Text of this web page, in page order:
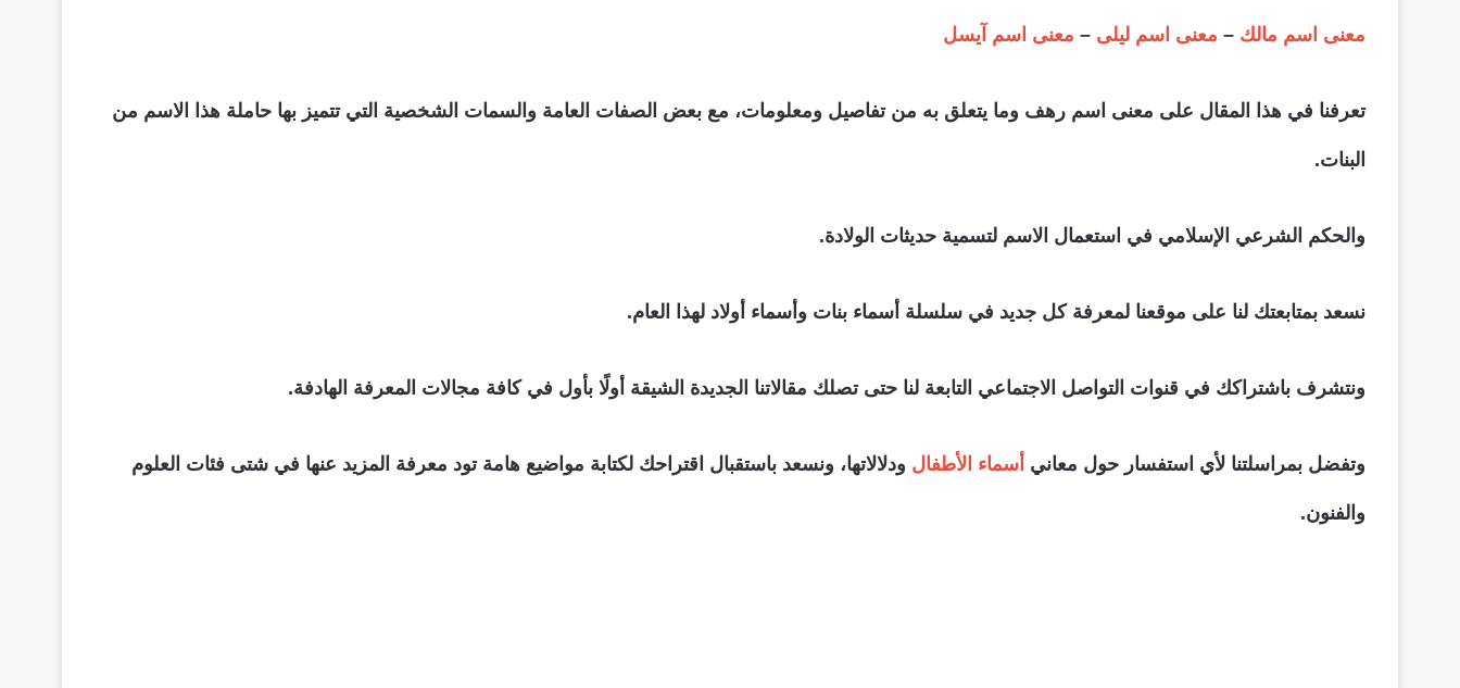
معنى اسم مالك – معنى اسم ليلى – معنى اسم آيسل
تعرفنا في هذا المقال على معنى اسم رهف وما يتعلق به من تفاصيل ومعلومات، مع بعض الصفات العامة والسمات الشخصية التي تتميز بها حاملة هذا الاسم من
البنات.
والحكم الشرعي الإسلامي في استعمال الاسم لتسمية حديثات الولادة.
نسعد بمتابعتك لنا على موقعنا لمعرفة كل جديد في سلسلة أسماء بنات وأسماء أولاد لهذا العام.
ونتشرف باشتراكك في قنوات التواصل الاجتماعي التابعة لنا حتى تصلك مقالاتنا الجديدة الشيقة أولًا بأول في كافة مجالات المعرفة الهادفة.
وتفضل بمراسلتنا لأي استفسار حول معاني أسماء الأطفال ودلالاتها، ونسعد باستقبال اقتراحك لكتابة مواضيع هامة تود معرفة المزيد عنها في شتى فئات العلوم
والفنون.